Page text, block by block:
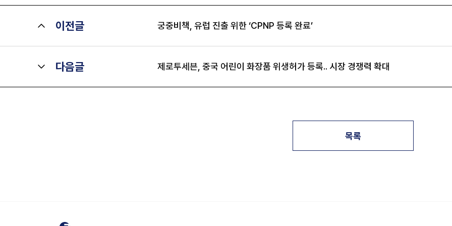
이전글 궁중비책, 유럽 진출 위한 ‘CPNP 등록 완료’
다음글 제로투세븐, 중국 어린이 화장품 위생허가 등록.. 시장 경쟁력 확대
목록